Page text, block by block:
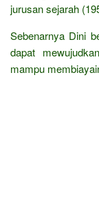
jurusan sejarah
Sebenarnya Dini
dapat
mampu